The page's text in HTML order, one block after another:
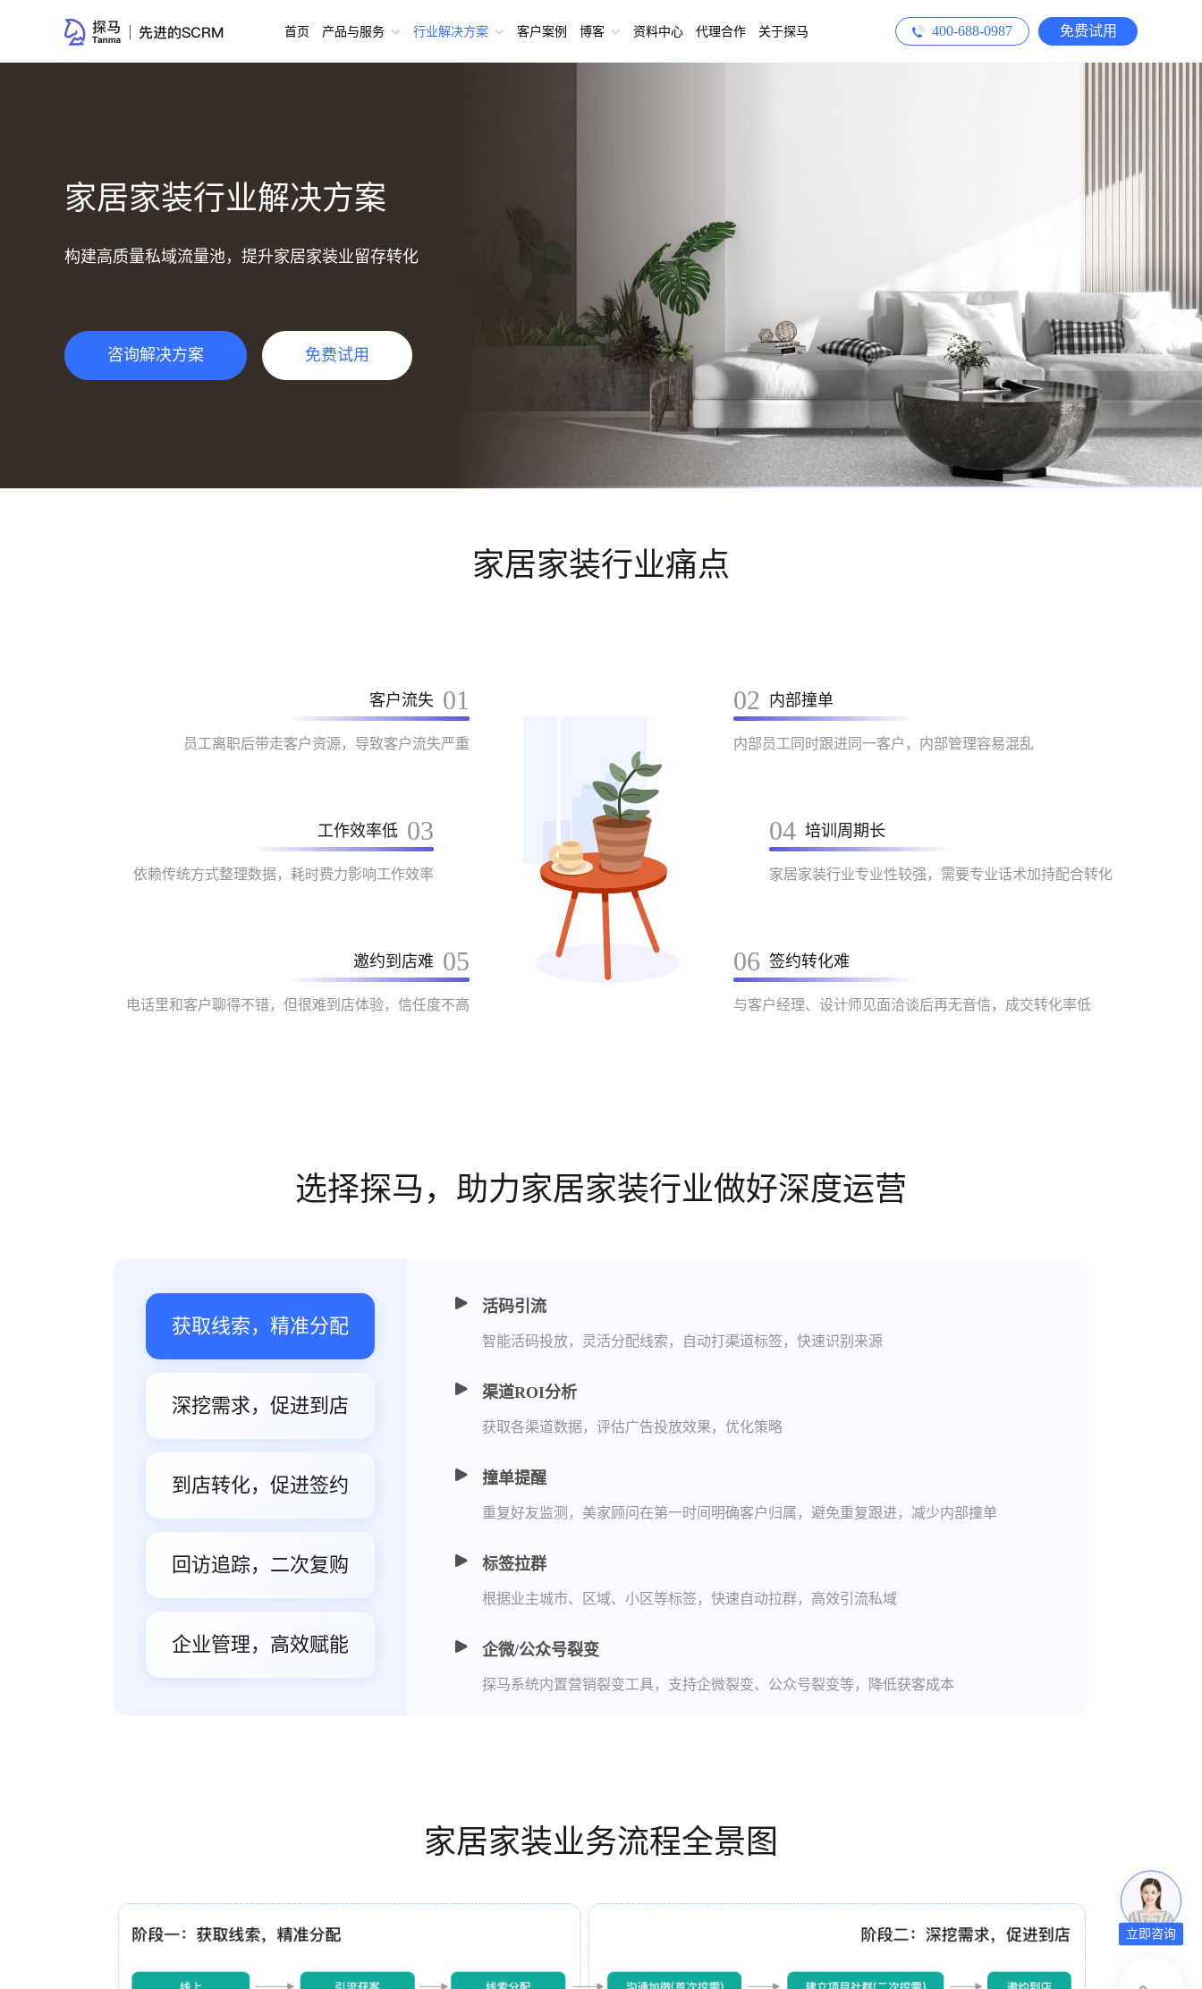
首页 产品与服务 行业解决方案 客户案例 博客 资料中心 代理合作 关于探马 400-688-0987 免费试用
家居家装行业解决方案
构建高质量私域流量池，提升家居家装业留存转化
咨询解决方案 免费试用
家居家装行业痛点
客户流失 01
员工离职后带走客户资源，导致客户流失严重
工作效率低 03
依赖传统方式整理数据，耗时费力影响工作效率
邀约到店难 05
电话里和客户聊得不错，但很难到店体验，信任度不高
02 内部撞单
内部员工同时跟进同一客户，内部管理容易混乱
04 培训周期长
家居家装行业专业性较强，需要专业话术加持配合转化
06 签约转化难
与客户经理、设计师见面洽谈后再无音信，成交转化率低
选择探马，助力家居家装行业做好深度运营
获取线索，精准分配
深挖需求，促进到店
到店转化，促进签约
回访追踪，二次复购
企业管理，高效赋能
活码引流
智能活码投放，灵活分配线索，自动打渠道标签，快速识别来源
渠道ROI分析
获取各渠道数据，评估广告投放效果，优化策略
撞单提醒
重复好友监测，美家顾问在第一时间明确客户归属，避免重复跟进，减少内部撞单
标签拉群
根据业主城市、区域、小区等标签，快速自动拉群，高效引流私域
企微/公众号裂变
探马系统内置营销裂变工具，支持企微裂变、公众号裂变等，降低获客成本
家居家装业务流程全景图
立即咨询